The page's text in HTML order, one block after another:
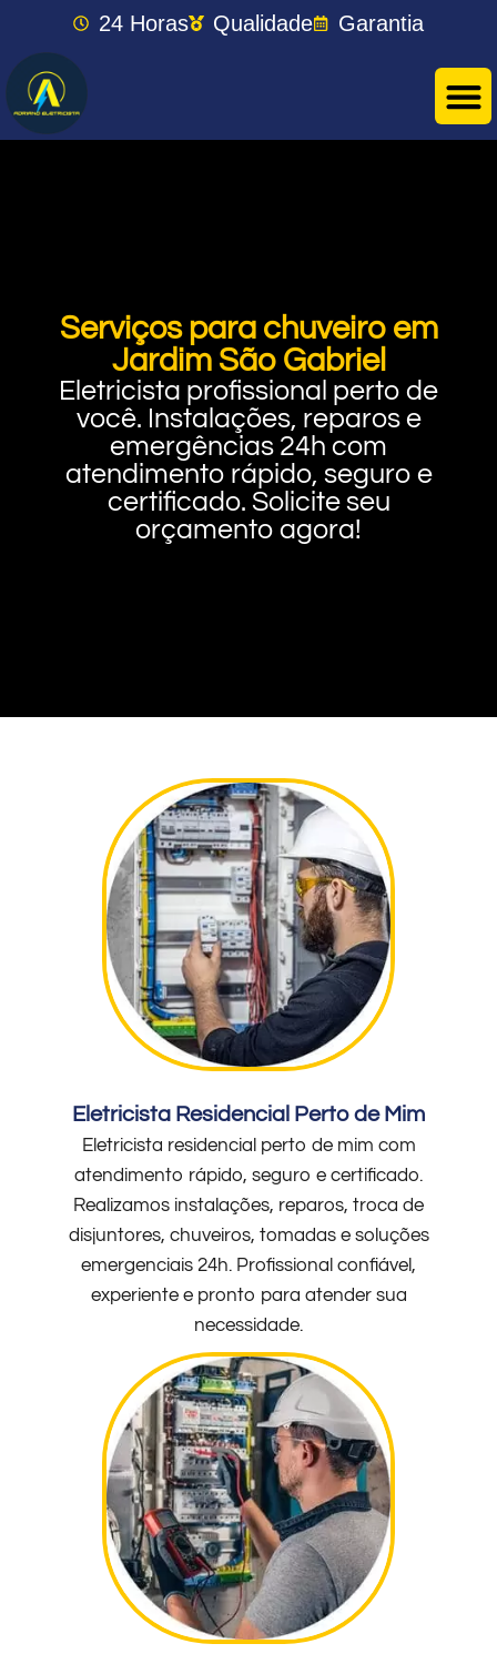
24 Horas Qualidade Garantia
Serviços para chuveiro em
Jardim São Gabriel
Eletricista profissional perto de
você. Instalações, reparos e
emergências 24h com
atendimento rápido, seguro e
certificado. Solicite seu
orçamento agora!
Eletricista Residencial Perto de Mim
Eletricista residencial perto de mim com
atendimento rápido, seguro e certificado.
Realizamos instalações, reparos, troca de
disjuntores, chuveiros, tomadas e soluções
emergenciais 24h. Profissional confiável,
experiente e pronto para atender sua
necessidade.